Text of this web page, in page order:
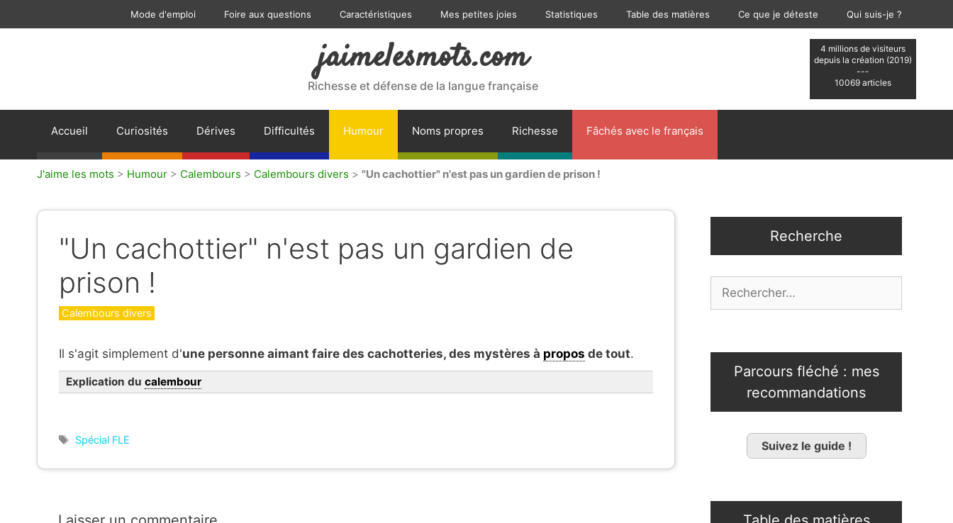
Mode d'emploi Foire aux questions Caractéristiques Mes petites joies Statistiques Table des matières Ce que je déteste Qui suis-je ?
4 millions de visiteurs
depuis la création (2019)
---
10069 articles
jaimelesmots.com
Richesse et défense de la langue française
Accueil Curiosités Dérives Difficultés Humour Noms propres Richesse Fâchés avec le français
J'aime les mots > Humour > Calembours > Calembours divers > "Un cachottier" n'est pas un gardien de prison !
"Un cachottier" n'est pas un gardien de
prison !
Catégories
Calembours divers
Il s'agit simplement d'une personne aimant faire des cachotteries, des mystères à propos de tout.
Explication du calembour
Étiquettes
Spécial FLE
Recherche
Parcours fléché : mes
recommandations
Suivez le guide !